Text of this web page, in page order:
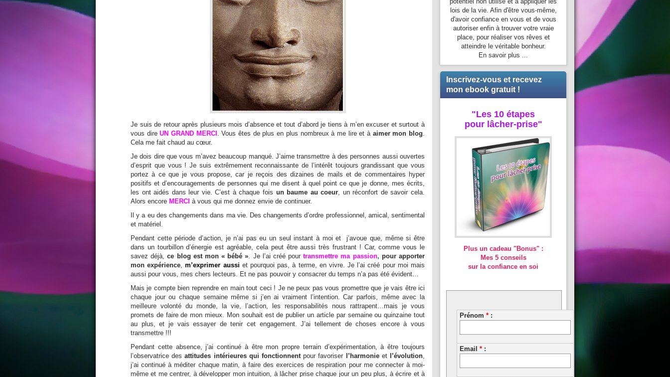
Je suis de retour après plusieurs mois d’absence et tout d’abord je tiens à m’en excuser et surtout à
vous direUN GRAND MERCI . Vous êtes de plus en plus nombreux à me lire et à aimer mon blog
Cela me fait chaud au cœur.
Je dois dire que vous m’avez beaucoup manqué. J’aime transmettre à des personnes aussi ouvertes
d’esprit que vous ! Je suis extrêmement reconnaissante de l’intérêt toujours grandissant que vous
portez à ce que je vous propose, car je reçois des dizaines de mails et de commentaires hyper
positifs et d’encouragements de personnes qui me disent à quel point ce que je donne, mes écrits,
les ont aidés dans leur vie. C’est à chaque fois un baume au coeur , un réconfort de savoir cela.
Alors encore MERCI à vous qui me donnez envie de continuer.
Il y a eu des changements dans ma vie. Des changements d’ordre professionnel, amical, sentimental
et matériel.
Pendant cette période d’action, je n’ai pas eu un seul instant à moi et j’avoue que, même si être
dans un tourbillon d’énergie est agréable, cela peut être aussi très frustrant ! Car, comme vous le
savez déjà,ce blog est mon « bébé » . Je l’ai créé pourtransmettre ma passion, pour apporter
mon expérience m’exprimer aussi et pourquoi pas, à terme, en vivre. Je l’ai créé pour moi mais
aussi pour vous, mes chers lecteurs. Et ne pas pouvoir y consacrer du temps n’a pas été évident…
Mais je compte bien reprendre en main tout ceci ! Je ne peux pas vous promettre que je vais être ici
chaque jour ou chaque semaine même si j’en ai vraiment l’intention. Car parfois, même avec la
meilleure volonté du monde, la vie, l’action, les responsabilités nous rattrapent…mais je vous
promets de faire de mon mieux. Mon souhait est de publier un article par semaine ou quinzaine tout
au plus, et je vais essayer de tenir cet engagement. J’ai tellement de choses encore à vous
transmettre !!!
Pendant cette absence, j’ai continué à être mon propre terrain d’expérimentation, à être toujours
l’observatrice desattitudes intérieures qui fonctionnent pour favoriser l’harmonieetl’évolution
j’ai continué à méditer chaque matin, à faire des exercices de respiration pour me connecter à moi-
même et me centrer, à développer mon intuition, à lâcher prise chaque jour un peu plus, à écrire et à
lois de la vie. Afin d'être vous-même,
d'avoir confiance en vous et de vous
autoriser enfin à trouver votre vraie
place, pour réaliser vos rêves et
atteindre le véritable bonheur.
En savoir plus ...
Inscrivez-vous et recevez
mon ebook gratuit !
"Les 10 étapes
pour lâcher-prise"
Plus un cadeau "Bonus" :
Mes 5 conseils
sur la confiance en soi
Prénom * :
Email * :